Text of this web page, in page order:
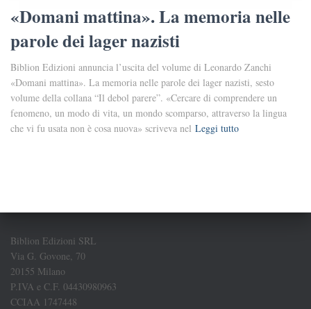
«Domani mattina». La memoria nelle
parole dei lager nazisti
Biblion Edizioni annuncia l’uscita del volume di Leonardo Zanchi
«Domani mattina». La memoria nelle parole dei lager nazisti, sesto
volume della collana “Il debol parere”. «Cercare di comprendere un
fenomeno, un modo di vita, un mondo scomparso, attraverso la lingua
che vi fu usata non è cosa nuova» scriveva nel Leggi tutto
Biblion Edizioni SRL
Via G. Govone, 70
20155 Milano
P.IVA e C.F. 04430980963
CCIAA 1747448